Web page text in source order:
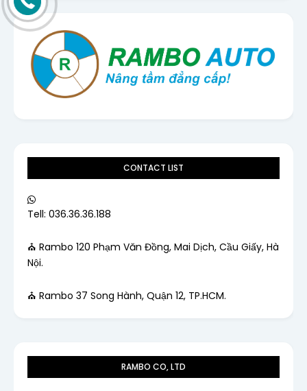
CONTACT LIST
Tell: 036.36.36.188
⛪ Rambo 120 Phạm Văn Đồng, Mai Dịch, Cầu Giấy, Hà
Nội.
⛪ Rambo 37 Song Hành, Quận 12, TP.HCM.
RAMBO CO, LTD